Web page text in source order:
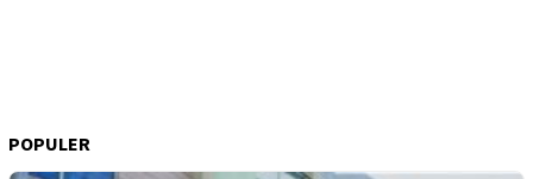
POPULER